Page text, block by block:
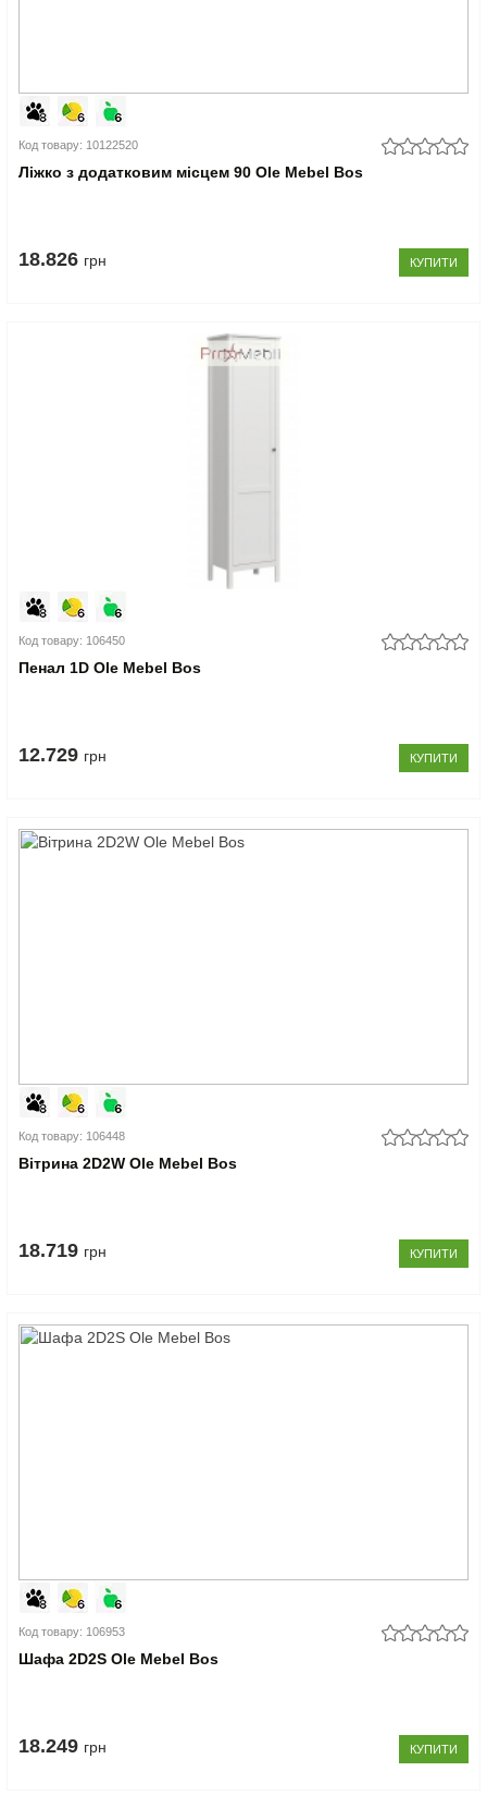
Код товару: 10122520
Ліжко з додатковим місцем 90 Ole Mebel Bos
18.826 грн КУПИТИ
Код товару: 106450
Пенал 1D Ole Mebel Bos
12.729 грн КУПИТИ
Код товару: 106448
Вітрина 2D2W Ole Mebel Bos
18.719 грн КУПИТИ
Код товару: 106953
Шафа 2D2S Ole Mebel Bos
18.249 грн КУПИТИ